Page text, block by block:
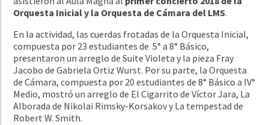
Orquesta Inicial y la Orquesta de Cámara del LMS.
En la actividad, las cuerdas frotadas de la Orquesta Inicial,
compuesta por 23 estudiantes de 5° a 8° Básico,
presentaron un arreglo de Suite Violeta y la pieza Fray
Jacobo de Gabriela Ortiz Wurst. Por su parte, la Orquesta
de Cámara, compuesta por 20 estudiantes de 8° Básico a IV°
Medio, mostró un arreglo de El Cigarrito de Víctor Jara, La
Alborada de Nikolai Rimsky-Korsakov y La tempestad de
Robert W. Smith.